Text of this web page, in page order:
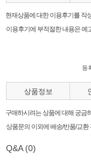
현재상품에 대한 이용후기를 작
이용후기에 부적절한 내용은 예
등
상품정보
구매하시려는 상품에 대해 궁금
상품문의 이외에 배송/반품/교
Q&A (0)